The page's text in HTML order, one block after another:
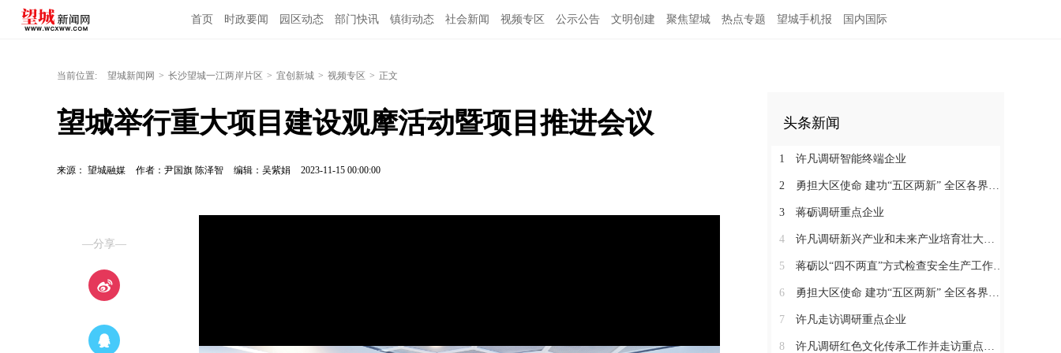
首页 时政要闻 园区动态 部门快讯 镇街动态 社会新闻 视频专区 公示公告 文明创建 聚焦望城 热点专题 望城手机报 国内国际
当前位置: 望城新闻网 > 长沙望城一江两岸片区 > 宜创新城 > 视频专区 > 正文
望城举行重大项目建设观摩活动暨项目推进会议
来源： 望城融媒 作者：尹国旗 陈泽智 编辑：吴紫娟 2023-11-15 00:00:00
—分享—
头条新闻
1 许凡调研智能终端企业
2 勇担大区使命 建功“五区两新” 全区各界学习贯彻区党代会精神（四）
3 蒋砺调研重点企业
4 许凡调研新兴产业和未来产业培育壮大工作
5 蒋砺以“四不两直”方式检查安全生产工作并慰问一线劳动者
6 勇担大区使命 建功“五区两新” 全区各界学习贯彻区党代会精神（三）
7 许凡走访调研重点企业
8 许凡调研红色文化传承工作并走访重点企业